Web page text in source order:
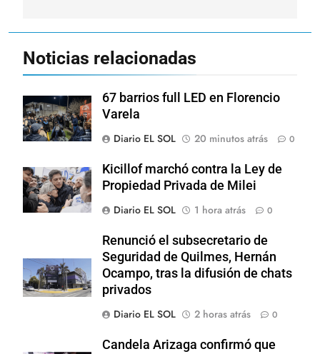
Noticias relacionadas
67 barrios full LED en Florencio
Varela
Diario EL SOL
20 minutos atrás 0
Kicillof marchó contra la Ley de
Propiedad Privada de Milei
Diario EL SOL
1 hora atrás 0
Renunció el subsecretario de
Seguridad de Quilmes, Hernán
Ocampo, tras la difusión de chats
privados
Diario EL SOL
2 horas atrás 0
Candela Arizaga confirmó que